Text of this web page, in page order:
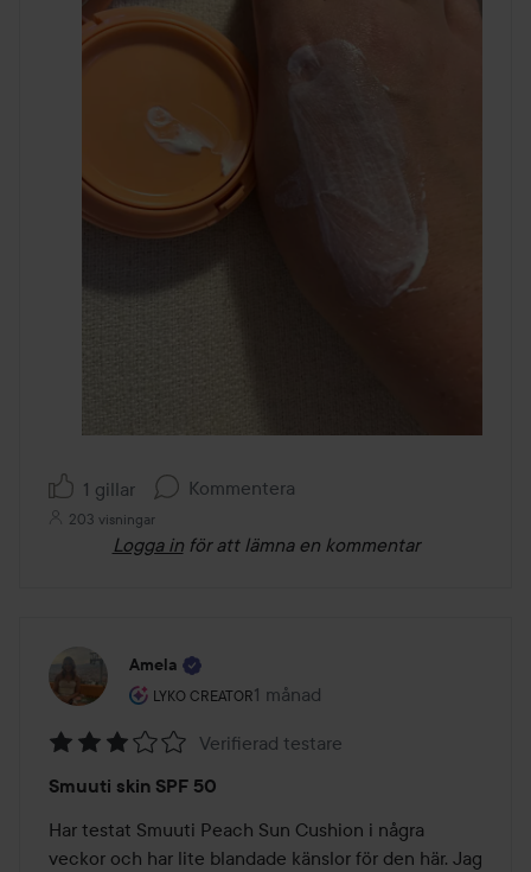
1 gillar Kommentera
203 visningar
Logga in för att lämna en kommentar
Amela
LYKO CREATOR
Användarens roll: Lyko Creator.
1 månad
Inlägget skapades 1 månad
3
av
5
Verifierad testare
Smuuti skin SPF 50
Har testat Smuuti Peach Sun Cushion i några
veckor och har lite blandade känslor för den här. Jag